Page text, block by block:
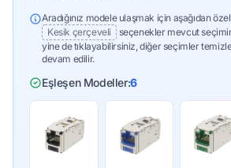
Aradığınız modele ulaşmak için aşağıdan
Kesik çerçeveli
seçenekler mevcut
yine de tıklayabilirsiniz, diğer seçimler
devam edilir.
Eşleşen Modeller:6